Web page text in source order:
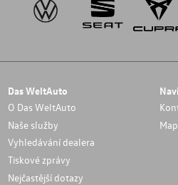
Das WeltAuto
O Das WeltAuto
Naše služby
Vyhledávání dealera
Tiskové zprávy
Nejčastější dotazy